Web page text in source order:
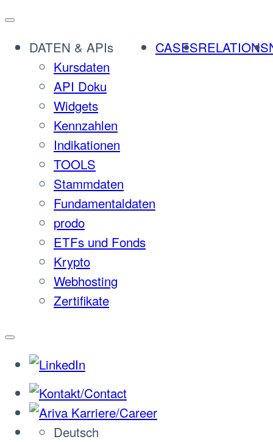
Zum
springen
DATEN & APIs
Kursdaten
API Doku
Widgets
Kennzahlen
Indikationen
TOOLS
Stammdaten
Fundamentaldaten
prodo
ETFs und Fonds
Krypto
Webhosting
Zertifikate
CASESRELATIONS
Deutsch